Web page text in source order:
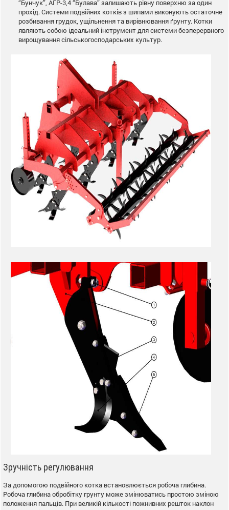
“Бунчук”, АГР-3,4 “Булава” залишають рівну поверхню за один
прохід. Системи подвійних котків з шипами виконують остаточне
розбивання грудок, ущільнення та вирівнювання ґрунту. Котки
являють собою ідеальний інструмент для системи безперервного
вирощування сільськогосподарських культур.
Зручність регулювання
За допомогою подвійного котка встановлюється робоча глибина.
Робоча глибина обробітку грунту може змінюватись простою зміною
положення пальців. При великій кількості пожнивних решток наклон